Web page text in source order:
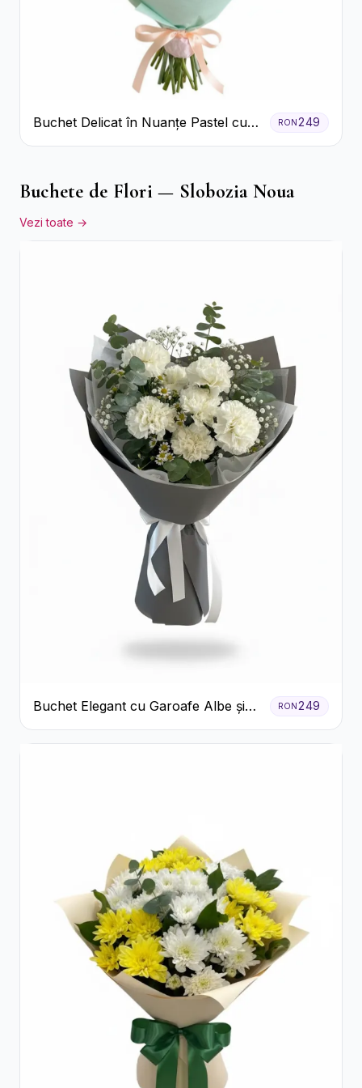
Buchet Delicat în Nuanțe Pastel cu
Trandafiri și Crizanteme Roz
RON249
Buchete de Flori — Slobozia Noua
Vezi toate →
Buchet Elegant cu Garoafe Albe și
Eucalipt
RON249